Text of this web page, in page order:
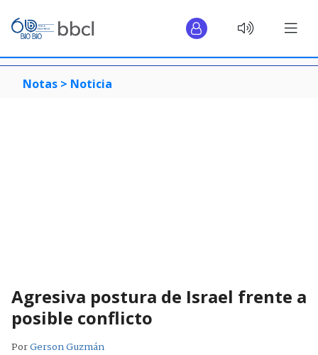
Notas > Noticia
Agresiva postura de Israel frente a
posible conflicto
PorGerson Guzmán